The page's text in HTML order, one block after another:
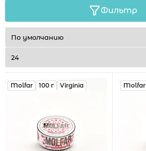
Акции
Фильтр
Molfar 100 г Virginia Molfar